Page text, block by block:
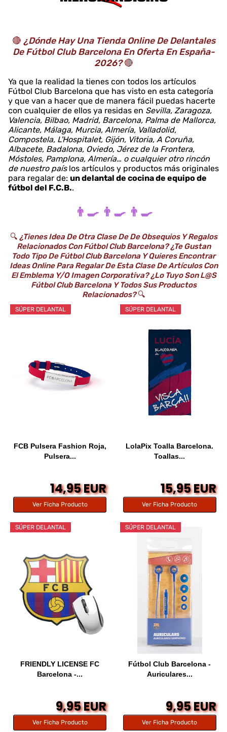
🔴 ¿Dónde Hay Una Tienda Online De Delantales
De Fútbol Club Barcelona En Oferta En España-
2026?🔴
Ya que la realidad la tienes con todos los artículos
Fútbol Club Barcelona que has visto en esta categoría
y que van a hacer que de manera fácil puedas hacerte
con cualquier de ellos ya residas en Sevilla, Zaragoza,
Valencia, Bilbao, Madrid, Barcelona, Palma de Mallorca,
Alicante, Málaga, Murcia, Almería, Valladolid,
Compostela, L'Hospitalet, Gijón, Vitoria, A Coruña,
Albacete, Badalona, Oviedo, Jérez de la Frontera,
Móstoles, Pamplona, Almería… o cualquier otro rincón
de nuestro paíslos artículos y productos más originales
para regalar de: un delantal de cocina de equipo de
fútbol del F.C.B..
👨‍🍳 👨‍🍳 👨‍🍳
🔍 ¿Tienes Idea De Otra Clase De De Obsequios Y Regalos
Relacionados Con Fútbol Club Barcelona? ¿Te Gustan
Todo Tipo De Fútbol Club Barcelona Y Quieres Encontrar
Ideas Online Para Regalar De Esta Clase De Artículos Con
El Emblema Y/o Imagen Corporativa? ¿Lo Tuyo Son L@s
Fútbol Club Barcelona Y Todos Sus Productos
Relacionados?🔍
SÚPER DELANTAL
FCB Pulsera Fashion Roja,
Pulsera...
14,95 EUR
Ver Ficha Producto
SÚPER DELANTAL
LolaPix Toalla Barcelona.
Toallas...
15,95 EUR
Ver Ficha Producto
SÚPER DELANTAL
FRIENDLY LICENSE FC
Barcelona -...
9,95 EUR
Ver Ficha Producto
SÚPER DELANTAL
Fútbol Club Barcelona -
Auriculares...
9,95 EUR
Ver Ficha Producto